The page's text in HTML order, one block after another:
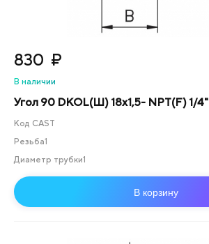
830 ₽
В наличии
Угол 90 DKOL(Ш) 18x1,5- NPT(F) 1/4"
Код CAST
Резьба1
Диаметр трубки1
В корзину